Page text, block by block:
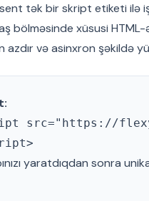
tək bir skript etiketi ilə
bölməsinde xüsusi
azdır və asinxron şəkildə
src="https://
yaratdıqdan sonra